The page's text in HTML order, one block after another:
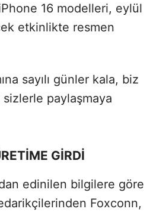
16 modelleri, eylül
etkinlikte resmen
sayılı günler kala, biz
paylaşmaya
GİRDİ
edinilen bilgilere göre
Foxconn,